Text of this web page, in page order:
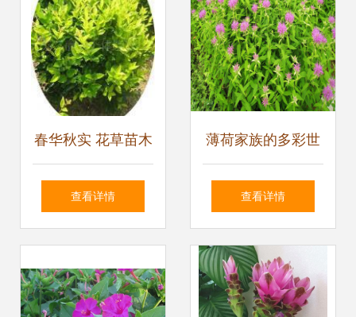
春华秋实 花草苗木
的世界生机与种子
查看详情
薄荷家族的多彩世
界 从美国薄荷到留
直销指南
查看详情